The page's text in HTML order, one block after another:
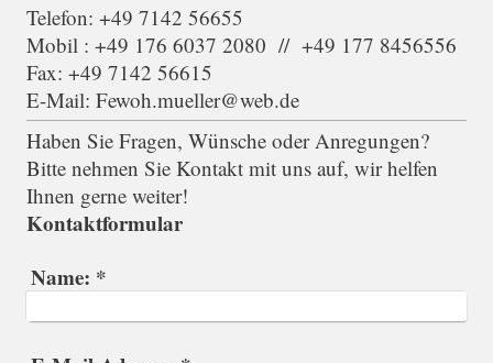
Telefon: +49 7142 56655
Mobil : +49 176 6037 2080 // +49 177 8456556
Fax: +49 7142 56615
E-Mail: Fewoh.mueller@web.de
Haben Sie Fragen, Wünsche oder Anregungen?
Bitte nehmen Sie Kontakt mit uns auf, wir helfen
Ihnen gerne weiter!
Kontaktformular
Name: *